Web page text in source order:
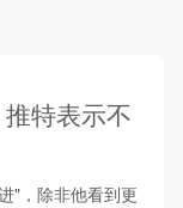
特表示不
"，除非他看到更